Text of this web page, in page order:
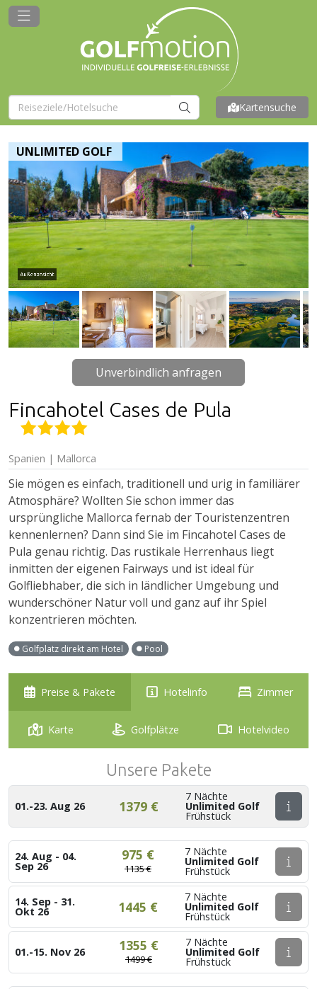
Kartensuche
UNLIMITED GOLF
Außenansicht
Unverbindlich anfragen
Fincahotel Cases de Pula
Spanien | Mallorca
Sie mögen es einfach, traditionell und urig in familiärer
Atmosphäre? Wollten Sie schon immer das
ursprüngliche Mallorca fernab der Touristenzentren
kennenlernen? Dann sind Sie im Fincahotel Cases de
Pula genau richtig. Das rustikale Herrenhaus liegt
inmitten der eigenen Fairways und ist ideal für
Golfliebhaber, die sich in ländlicher Umgebung und
wunderschöner Natur voll und ganz auf ihr Spiel
konzentrieren möchten.
Golfplatz direkt am Hotel Pool
Preise & Pakete Hotelinfo Zimmer
Karte Golfplätze Hotelvideo
Unsere Pakete
01.-23. Aug 26 1379 €
7 Nächte
Unlimited Golf
Frühstück
24. Aug - 04.
Sep 26
975 €
1135 €
7 Nächte
Unlimited Golf
Frühstück
14. Sep - 31.
Okt 26 1445 €
7 Nächte
Unlimited Golf
Frühstück
01.-15. Nov 26 1355 €
1499 €
7 Nächte
Unlimited Golf
Frühstück